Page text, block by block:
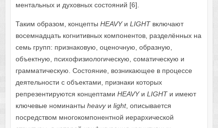
ментальных и духовных состояний [6].
Таким образом, концепты HEAVYи LIGHTвключают
восемнадцать когнитивных компонентов, разделённых на
семь групп: признаковую, оценочную, образную,
объектную, психофизиологическую, соматическую и
грамматическую. Состояние, возникающее в процессе
деятельности с объектами, признаки которых
репрезентируются концептами HEAVYи LIGHT и имеют
ключевые номинанты heavyи light, описывается
посредством многокомпонентной иерархической